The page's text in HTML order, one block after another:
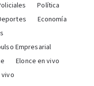
Política
Economía
Empresarial
Elonce en vivo
vivo